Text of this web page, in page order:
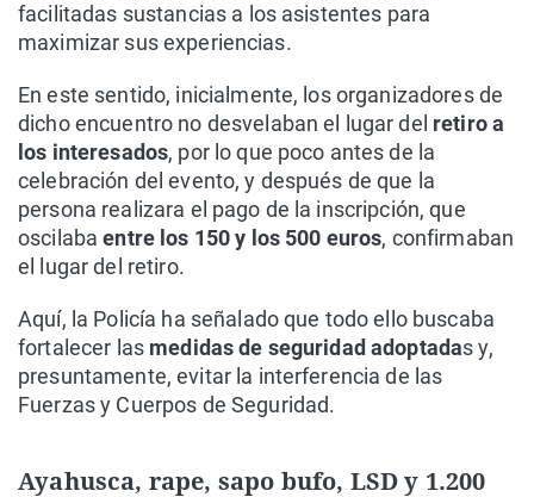
facilitadas sustancias a los asistentes para
maximizar sus experiencias.
En este sentido, inicialmente, los organizadores de
dicho encuentro no desvelaban el lugar del retiro a
los interesados, por lo que poco antes de la
celebración del evento, y después de que la
persona realizara el pago de la inscripción, que
oscilaba entre los 150 y los 500 euros, confirmaban
el lugar del retiro.
Aquí, la Policía ha señalado que todo ello buscaba
fortalecer las medidas de seguridad adoptadas y,
presuntamente, evitar la interferencia de las
Fuerzas y Cuerpos de Seguridad.
Ayahusca, rape, sapo bufo, LSD y 1.200